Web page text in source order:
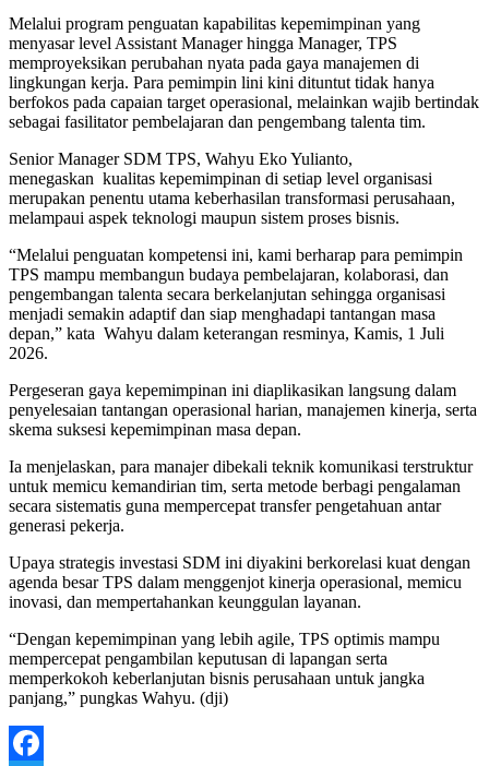
Melalui program penguatan kapabilitas kepemimpinan yang
menyasar level Assistant Manager hingga Manager, TPS
memproyeksikan perubahan nyata pada gaya manajemen di
lingkungan kerja. Para pemimpin lini kini dituntut tidak hanya
berfokos pada capaian target operasional, melainkan wajib bertindak
sebagai fasilitator pembelajaran dan pengembang talenta tim.
Senior Manager SDM TPS, Wahyu Eko Yulianto,
menegaskan kualitas kepemimpinan di setiap level organisasi
merupakan penentu utama keberhasilan transformasi perusahaan,
melampaui aspek teknologi maupun sistem proses bisnis.
“Melalui penguatan kompetensi ini, kami berharap para pemimpin
TPS mampu membangun budaya pembelajaran, kolaborasi, dan
pengembangan talenta secara berkelanjutan sehingga organisasi
menjadi semakin adaptif dan siap menghadapi tantangan masa
depan,” kata Wahyu dalam keterangan resminya, Kamis, 1 Juli
2026.
Pergeseran gaya kepemimpinan ini diaplikasikan langsung dalam
penyelesaian tantangan operasional harian, manajemen kinerja, serta
skema suksesi kepemimpinan masa depan.
Ia menjelaskan, para manajer dibekali teknik komunikasi terstruktur
untuk memicu kemandirian tim, serta metode berbagi pengalaman
secara sistematis guna mempercepat transfer pengetahuan antar
generasi pekerja.
Upaya strategis investasi SDM ini diyakini berkorelasi kuat dengan
agenda besar TPS dalam menggenjot kinerja operasional, memicu
inovasi, dan mempertahankan keunggulan layanan.
“Dengan kepemimpinan yang lebih agile, TPS optimis mampu
mempercepat pengambilan keputusan di lapangan serta
memperkokoh keberlanjutan bisnis perusahaan untuk jangka
panjang,” pungkas Wahyu. (dji)